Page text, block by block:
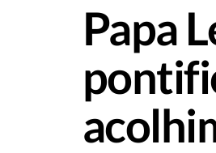
Papa